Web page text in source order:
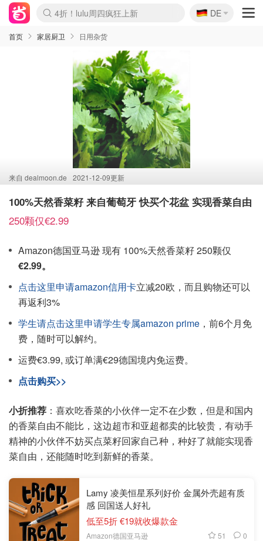
Boticinal 夏促开抢！
4折！lulu周四疯狂上新
还没结束！&OtherStories大促
Joybuy变相75折 随时失效
速领！Stanley独家85折
疑似霸哥！Camper额外叠85折
Zalando 奥莱闪促！每日更新
Moncler反季囤！5折起+叠9折
Coach Brooklyn仅€192
🇩🇪
DE
首页 家居厨卫 日用杂货
来自 dealmoon.de 2021-12-09更新
100%天然香菜籽 来自葡萄牙 快买个花盆 实现香菜自由
250颗仅€2.99
Amazon德国亚马逊 现有 100%天然香菜籽 250颗仅
€2.99。
点击这里申请amazon信用卡立减20欧，而且购物还可以
再返利3%
学生请点击这里申请学生专属amazon prime ，前6个月免
费，随时可以解约。
运费€3.99, 或订单满€29德国境内免运费。
点击购买>>
小折推荐 ：喜欢吃香菜的小伙伴一定不在少数，但是和国内
的香菜自由不能比，这边超市和亚超都卖的比较贵，有动手
精神的小伙伴不妨买点菜籽回家自己种，种好了就能实现香
菜自由，还能随时吃到新鲜的香菜。
Lamy 凌美恒星系列好价 金属外壳超有质
感 回国送人好礼
低至5折 €19就收爆款金
Amazon德国亚马逊 51 0